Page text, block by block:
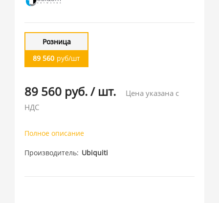
Розница
89 560 руб/шт
89 560 руб./ шт.
Цена указана с
НДС
Полное описание
Производитель Ubiquiti